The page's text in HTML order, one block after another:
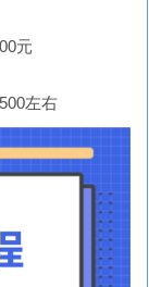
元
左右